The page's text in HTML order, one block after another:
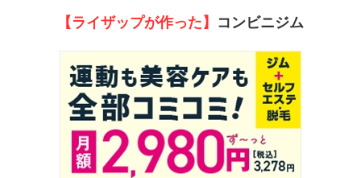
【ライザップが作った】 コンビニジム